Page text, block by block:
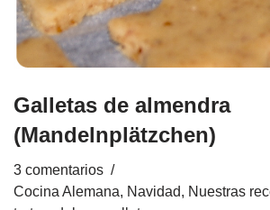
Galletas de almendra
(Mandelnplätzchen)
3 comentarios
Cocina Alemana, Navidad, Nuestras